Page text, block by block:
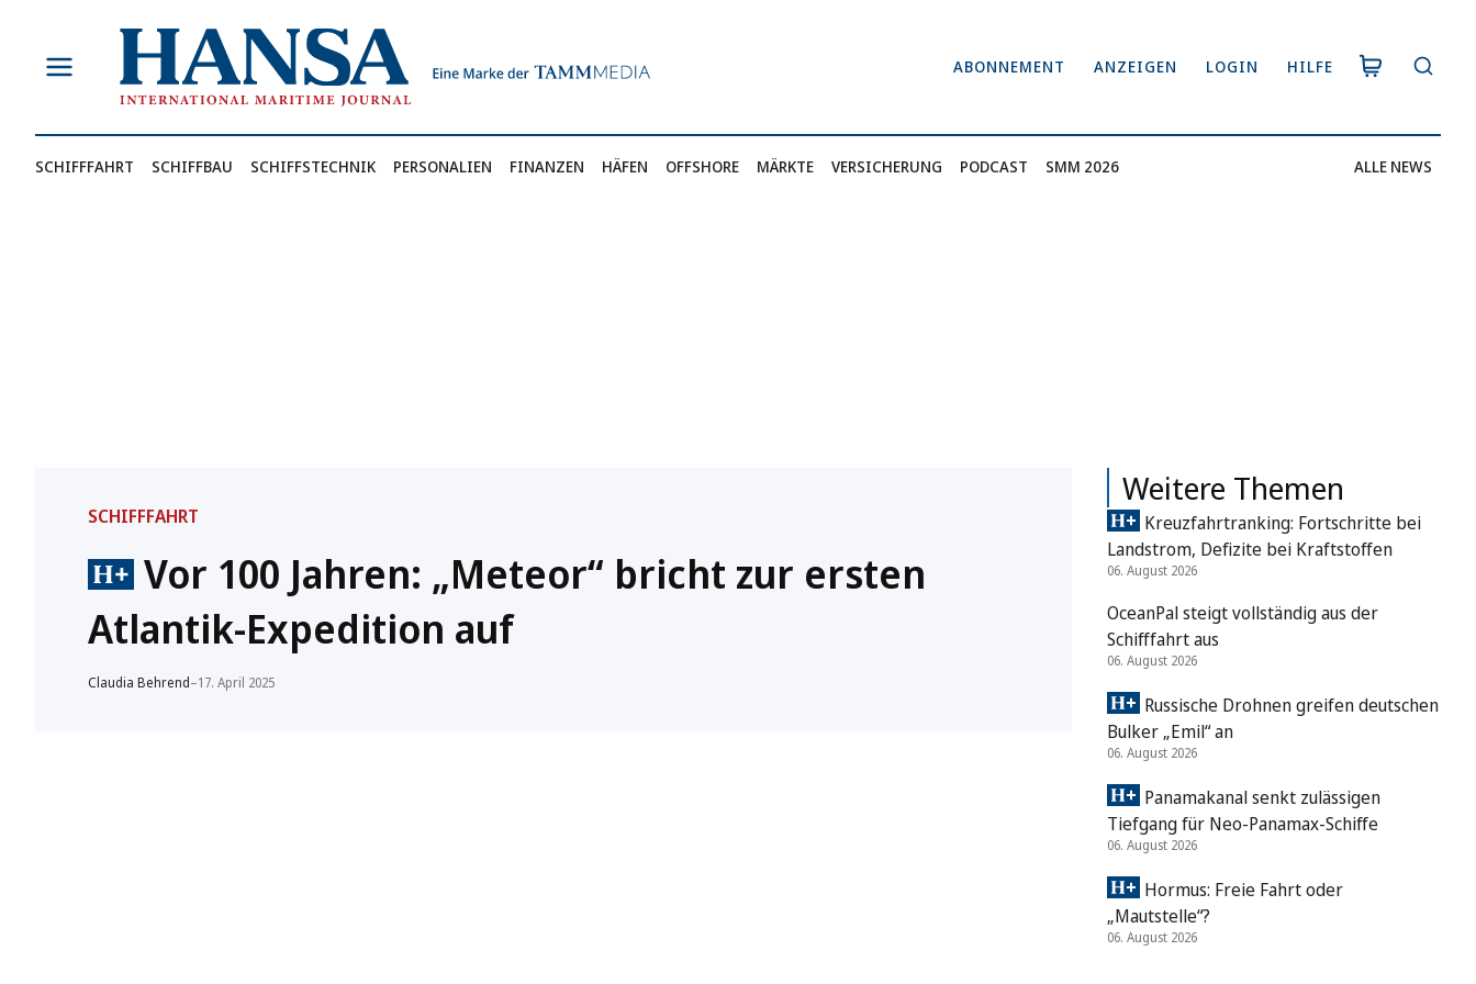
springen
ABONNEMENT ANZEIGEN LOGIN HILFE
SCHIFFFAHRT SCHIFFBAU SCHIFFSTECHNIK PERSONALIEN FINANZEN HÄFEN OFFSHORE MÄRKTE VERSICHERUNG PODCAST SMM 2026 ALLE NEWS
SCHIFFFAHRT
Vor 100 Jahren: „Meteor“ bricht zur ersten
Atlantik-Expedition auf
Claudia Behrend–17. April 2025
Weitere Themen
Kreuzfahrtranking: Fortschritte bei
Landstrom, Defizite bei Kraftstoffen
06. August 2026
OceanPal steigt vollständig aus der
Schifffahrt aus
06. August 2026
Russische Drohnen greifen deutschen
Bulker „Emil“ an
06. August 2026
Panamakanal senkt zulässigen
Tiefgang für Neo-Panamax-Schiffe
06. August 2026
Hormus: Freie Fahrt oder
„Mautstelle“?
06. August 2026